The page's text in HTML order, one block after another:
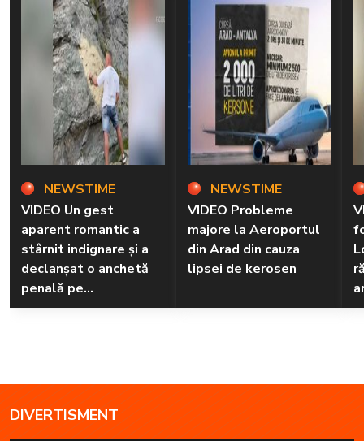
NEWSTIME
VIDEO Un gest
aparent romantic a
stârnit indignare și a
declanșat o anchetă
penală pe
Transfăgărășan
NEWSTIME
VIDEO Probleme
majore la Aeroportul
din Arad din cauza
lipsei de kerosen
DIVERTISMENT